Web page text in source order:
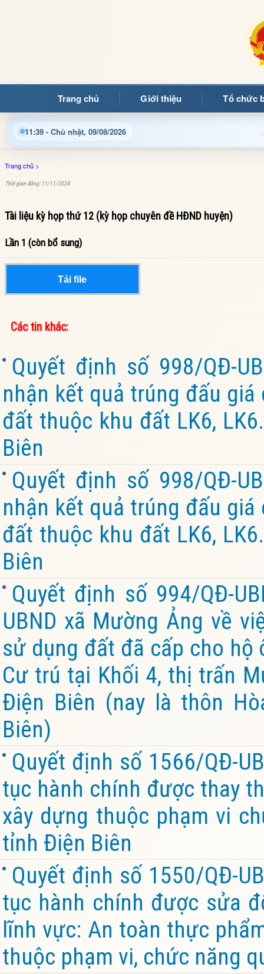
Trang chủ Giới thiệu Tổ chức
11:39 - Chủ nhật, 09/08/2026
Chào mừng quý bạn đọc đến với Trang thông tin
Trang chủ >
Thời gian đăng: 11/11/2024
Tài liệu kỳ họp thứ 12 (kỳ họp chuyên đề HĐND huyện)
Lần 1 (còn bổ sung)
Tải file
Các tin khác:
Quyết định số 998/QĐ-
nhận kết quả trúng đấu
đất thuộc khu đất LK6,
Biên
Quyết định số 998/QĐ-
nhận kết quả trúng đấu
đất thuộc khu đất LK6,
Biên
Quyết định số 994/QĐ-
UBND xã Mường Ảng về
sử dụng đất đã cấp cho hộ
Cư trú tại Khối 4, thị trấn
Điện Biên (nay là thôn
Biên)
Quyết định số 1566/QĐ-
tục hành chính được thay
xây dựng thuộc phạm vi
tỉnh Điện Biên
Quyết định số 1550/QĐ-
tục hành chính được sửa
lĩnh vực: An toàn thực
thuộc phạm vi, chức năng